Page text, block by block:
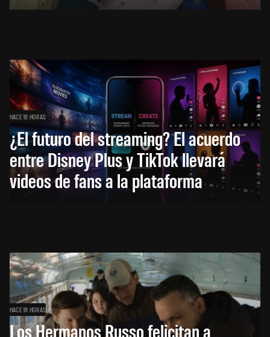
HACE 16 HORAS
¿El futuro del streaming? El acuerdo
entre Disney Plus y TikTok llevará
videos de fans a la plataforma
HACE 18 HORAS
Los Hermanos Russo felicitan a